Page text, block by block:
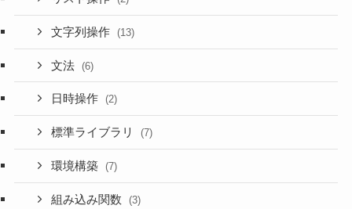
文字列操作 (13)
文法 (6)
日時操作 (2)
標準ライブラリ (7)
環境構築 (7)
組み込み関数 (3)